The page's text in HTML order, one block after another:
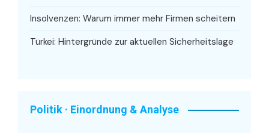
Insolvenzen: Warum immer mehr Firmen scheitern
Türkei: Hintergründe zur aktuellen Sicherheitslage
Politik · Einordnung & Analyse